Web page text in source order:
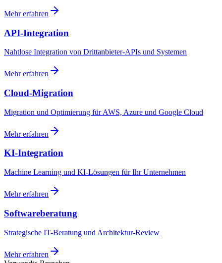
Mehr erfahren
API-Integration
Nahtlose Integration von Drittanbieter-APIs und Systemen
Mehr erfahren
Cloud-Migration
Migration und Optimierung für AWS, Azure und Google Cloud
Mehr erfahren
KI-Integration
Machine Learning und KI-Lösungen für Ihr Unternehmen
Mehr erfahren
Softwareberatung
Strategische IT-Beratung und Architektur-Review
Mehr erfahren